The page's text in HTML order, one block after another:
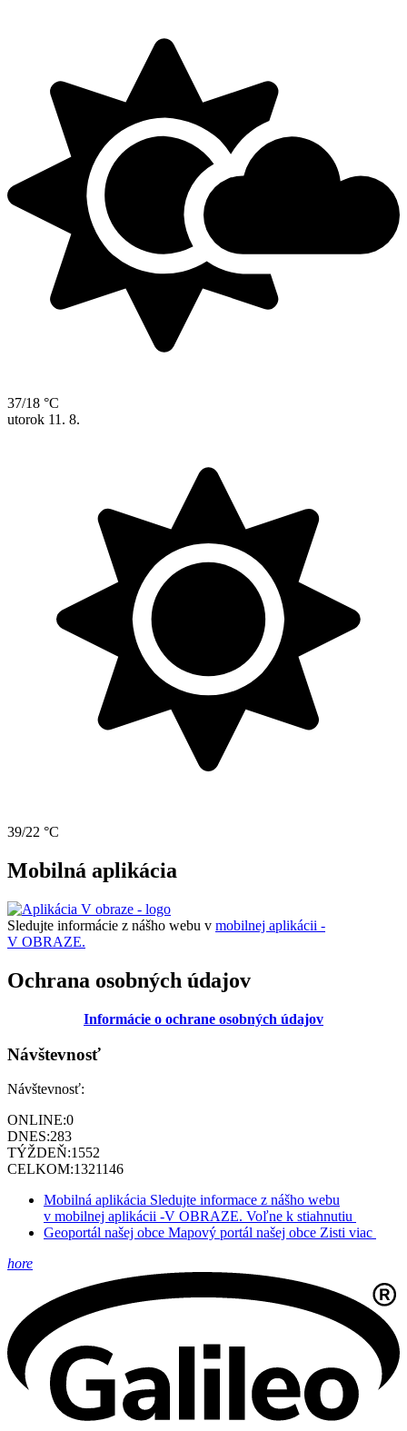
37/18 °C
utorok 11. 8.
39/22 °C
Mobilná aplikácia
Sledujte informácie z nášho webu v mobilnej aplikácii -
V OBRAZE.
Ochrana osobných údajov
Informácie o ochrane osobných údajov
Návštevnosť
Návštevnosť:
ONLINE:0
DNES:283
TÝŽDEŇ:1552
CELKOM:1321146
Mobilná aplikácia Sledujte informace z nášho webu
v mobilnej aplikácii -V OBRAZE. Voľne k stiahnutiu
Geoportál našej obce Mapový portál našej obce Zisti viac
hore